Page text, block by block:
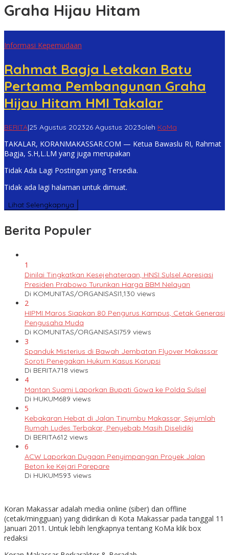
Graha Hijau Hitam
Informasi Kepemudaan
Rahmat Bagja Letakan Batu
Pertama Pembangunan Graha
Hijau Hitam HMI Takalar
BERITA|25 Agustus 202326 Agustus 2023oleh KoMa
TAKALAR, KORANMAKASSAR.COM — Ketua Bawaslu RI, Rahmat
Bagja, S.H,L.LM yang juga merupakan
Tidak Ada Lagi Postingan yang Tersedia.
Tidak ada lagi halaman untuk dimuat.
Lihat Selengkapnya
Berita Populer
1
Dinilai Tingkatkan Kesejehateraan, HNSI Sulsel Apresiasi
Presiden Prabowo Turunkan Harga BBM Nelayan
Di KOMUNITAS/ORGANISASI1,130 views
2
HIPMI Maros Siapkan 80 Pengurus Kampus, Cetak Generasi
Pengusaha Muda
Di KOMUNITAS/ORGANISASI759 views
3
Spanduk Misterius di Bawah Jembatan Flyover Makassar
Soroti Penegakan Hukum Kasus Korupsi
Di BERITA718 views
4
Mantan Suami Laporkan Bupati Gowa ke Polda Sulsel
Di HUKUM689 views
5
Kebakaran Hebat di Jalan Tinumbu Makassar, Sejumlah
Rumah Ludes Terbakar, Penyebab Masih Diselidiki
Di BERITA612 views
6
ACW Laporkan Dugaan Penyimpangan Proyek Jalan
Beton ke Kejari Parepare
Di HUKUM593 views
Koran Makassar adalah media online (siber) dan offline
(cetak/mingguan) yang didirikan di Kota Makassar pada tanggal 11
Januari 2011. Untuk lebih lengkapnya tentang KoMa klik box
redaksi